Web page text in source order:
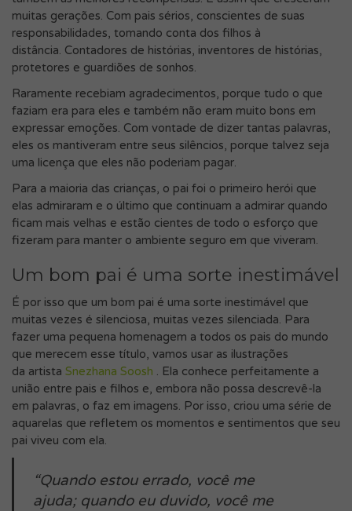
muitas gerações. Com pais sérios, conscientes de suas
responsabilidades, tomando conta dos filhos à
distância. Contadores de histórias, inventores de histórias,
protetores e guardiões de sonhos.
Raramente recebiam agradecimentos, porque tudo o que
faziam era para eles e também não eram muito bons em
expressar emoções. Com vontade de dizer tantas palavras,
eles os mantiveram entre seus silêncios, porque talvez seja
uma licença que eles não poderiam pagar.
Para a maioria das crianças, o pai foi o primeiro herói que
elas admiraram e o último que continuam a admirar quando
ficam mais velhas e estão cientes de todo o esforço que
fizeram para manter o ambiente seguro em que viveram.
Um bom pai é uma sorte inestimável
É por isso que um bom pai é uma sorte inestimável que
muitas vezes é silenciosa, muitas vezes silenciada. Para
fazer uma pequena homenagem a todos os pais do mundo
que merecem esse título, vamos usar as ilustrações
da artista Snezhana Soosh . Ela conhece perfeitamente a
união entre pais e filhos e, embora não possa descrevê-la
em palavras, o faz em imagens. Por isso, criou uma série de
aquarelas que refletem os momentos e sentimentos que seu
pai viveu com ela.
“Quando estou errado, você me
ajuda; quando eu duvido, você me